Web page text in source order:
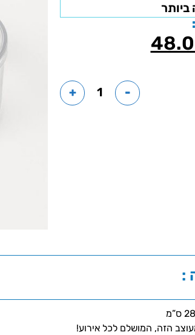
ביותר
-
+
:
הזה, המושלם לכל אירוע!